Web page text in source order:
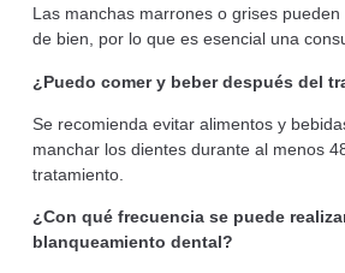
Las manchas marrones o grises
de bien, por lo que es esencial una
¿Puedo comer y beber después del
Se recomienda evitar alimentos y
manchar los dientes durante al menos
tratamiento.
¿Con qué frecuencia se puede
blanqueamiento dental?